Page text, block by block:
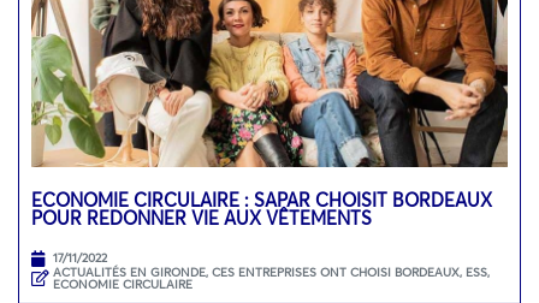
ECONOMIE CIRCULAIRE : SAPAR CHOISIT BORDEAUX
POUR REDONNER VIE AUX VÊTEMENTS
17/11/2022
ACTUALITÉS EN GIRONDE, CES ENTREPRISES ONT CHOISI BORDEAUX, ESS,
ECONOMIE CIRCULAIRE